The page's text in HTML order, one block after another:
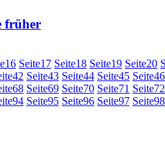
früher
16 Seite17 Seite18 Seite19 Seite20
42 Seite43 Seite44 Seite45 Seite46
68 Seite69 Seite70 Seite71 Seite72
94 Seite95 Seite96 Seite97 Seite98